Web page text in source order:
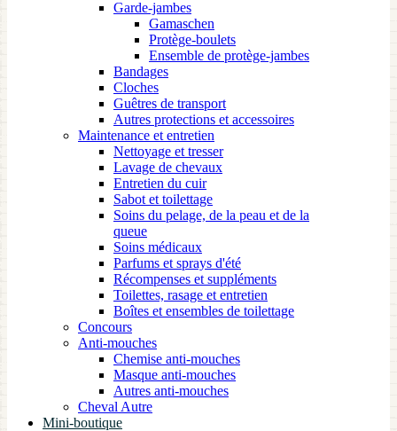
Garde-jambes
Gamaschen
Protège-boulets
Ensemble de protège-jambes
Bandages
Cloches
Guêtres de transport
Autres protections et accessoires
Maintenance et entretien
Nettoyage et tresser
Lavage de chevaux
Entretien du cuir
Sabot et toilettage
Soins du pelage, de la peau et de la
queue
Soins médicaux
Parfums et sprays d'été
Récompenses et suppléments
Toilettes, rasage et entretien
Boîtes et ensembles de toilettage
Concours
Anti-mouches
Chemise anti-mouches
Masque anti-mouches
Autres anti-mouches
Cheval Autre
Mini-boutique